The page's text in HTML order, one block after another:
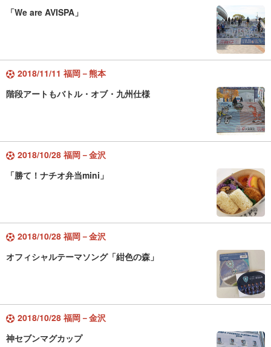
「We are AVISPA」
2018/11/11 福岡－熊本
階段アートもバトル・オブ・九州仕様
2018/10/28 福岡－金沢
「勝て！ナチオ弁当mini」
2018/10/28 福岡－金沢
オフィシャルテーマソング「紺色の森」
2018/10/28 福岡－金沢
神セブンマグカップ